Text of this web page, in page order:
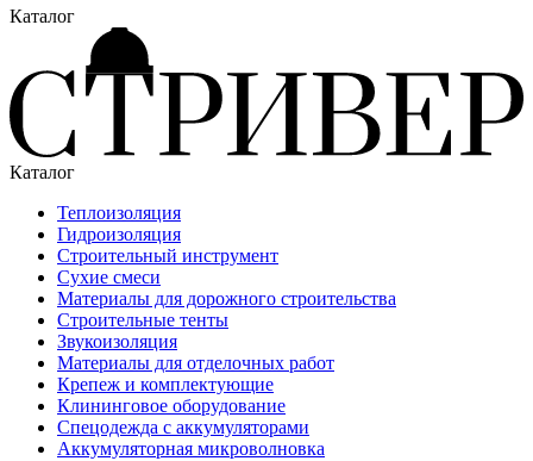
Каталог
Каталог
Теплоизоляция
Гидроизоляция
Строительный инструмент
Сухие смеси
Материалы для дорожного строительства
Строительные тенты
Звукоизоляция
Материалы для отделочных работ
Крепеж и комплектующие
Клининговое оборудование
Спецодежда с аккумуляторами
Аккумуляторная микроволновка